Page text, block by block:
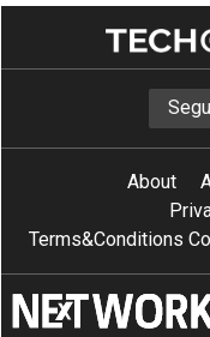
About
Terms&Conditions